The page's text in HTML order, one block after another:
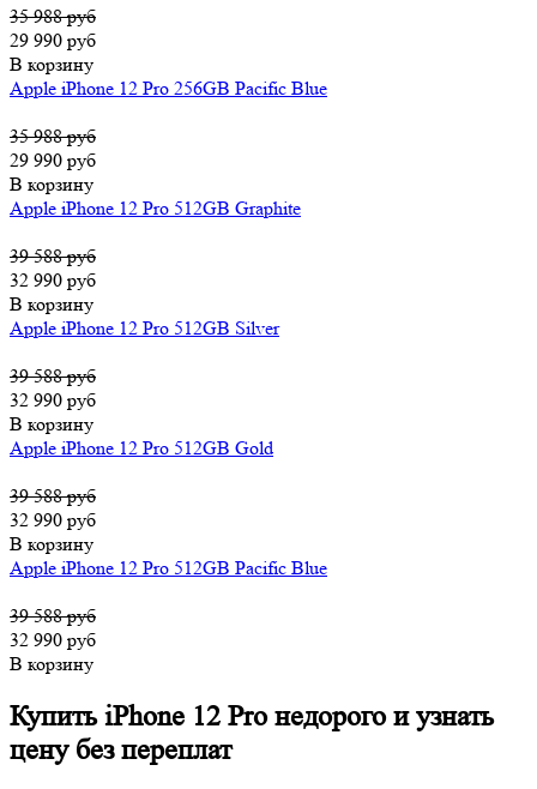
35 988 руб
29 990 руб
В корзину
Apple iPhone 12 Pro 256GB Pacific Blue
35 988 руб
29 990 руб
В корзину
Apple iPhone 12 Pro 512GB Graphite
39 588 руб
32 990 руб
В корзину
Apple iPhone 12 Pro 512GB Silver
39 588 руб
32 990 руб
В корзину
Apple iPhone 12 Pro 512GB Gold
39 588 руб
32 990 руб
В корзину
Apple iPhone 12 Pro 512GB Pacific Blue
39 588 руб
32 990 руб
В корзину
Купить iPhone 12 Pro недорого и узнать
цену без переплат